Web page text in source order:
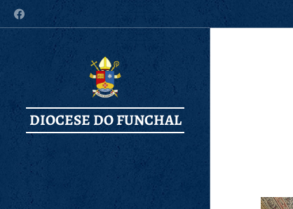
DIOCESE DO FUNCHAL